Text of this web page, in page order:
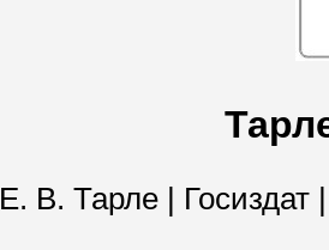
Е. В. Тарле |